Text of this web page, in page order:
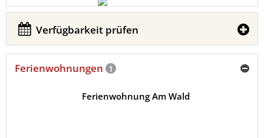
Verfügbarkeit prüfen
Ferienwohnungen 1
Ferienwohnung Am Wald